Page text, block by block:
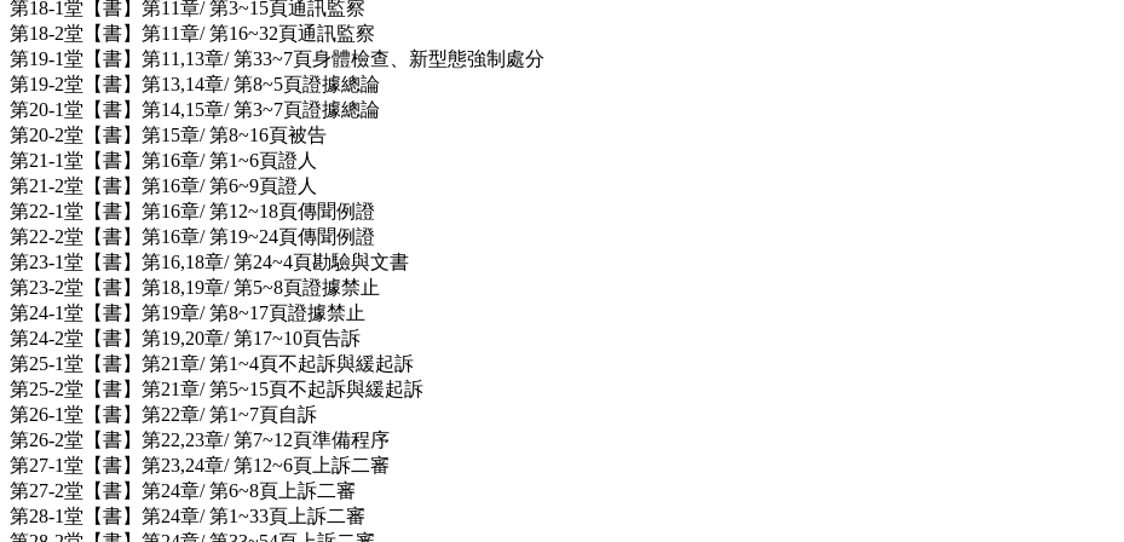
第18-1堂【書】第11章/ 第3~15頁通訊監察
第18-2堂【書】第11章/ 第16~32頁通訊監察
第19-1堂【書】第11,13章/ 第33~7頁身體檢查、新型態強制處分
第19-2堂【書】第13,14章/ 第8~5頁證據總論
第20-1堂【書】第14,15章/ 第3~7頁證據總論
第20-2堂【書】第15章/ 第8~16頁被告
第21-1堂【書】第16章/ 第1~6頁證人
第21-2堂【書】第16章/ 第6~9頁證人
第22-1堂【書】第16章/ 第12~18頁傳聞例證
第22-2堂【書】第16章/ 第19~24頁傳聞例證
第23-1堂【書】第16,18章/ 第24~4頁勘驗與文書
第23-2堂【書】第18,19章/ 第5~8頁證據禁止
第24-1堂【書】第19章/ 第8~17頁證據禁止
第24-2堂【書】第19,20章/ 第17~10頁告訴
第25-1堂【書】第21章/ 第1~4頁不起訴與緩起訴
第25-2堂【書】第21章/ 第5~15頁不起訴與緩起訴
第26-1堂【書】第22章/ 第1~7頁自訴
第26-2堂【書】第22,23章/ 第7~12頁準備程序
第27-1堂【書】第23,24章/ 第12~6頁上訴二審
第27-2堂【書】第24章/ 第6~8頁上訴二審
第28-1堂【書】第24章/ 第1~33頁上訴二審